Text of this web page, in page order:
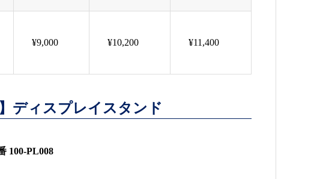
¥9,000 ¥10,200 ¥11,400
ディスプレイスタンド
100-PL008